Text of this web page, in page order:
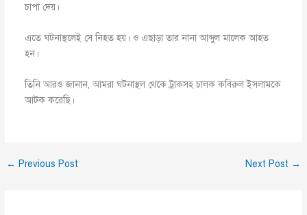
চাপা দেয়।
এতে ঘটনাস্থলেই সে নিহত হয়। ও এছাড়া তার নানা আব্দুল মা‌লেক আহত
হন।
‌তি‌নি আরও জানান, আমরা ঘটনাস্থল থে‌কে ট্রাকসহ চালক ক‌বিরুল ইসলামকে
আটক ক‌রে‌ছি।
← Previous Post Next Post →